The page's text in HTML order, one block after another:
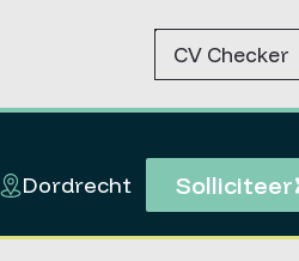
CV Checker
Dordrecht Solliciteer